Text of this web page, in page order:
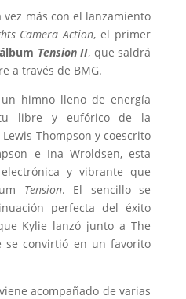
más con el lanzamiento
Camera Action, el primer
álbum Tension II, que saldrá
a través de BMG.
himno lleno de energía
libre y eufórico de la
Thompson y coescrito
e Ina Wroldsen, esta
y vibrante que
Tension. El sencillo se
perfecta del éxito
Kylie lanzó junto a The
se convirtió en un favorito
acompañado de varias